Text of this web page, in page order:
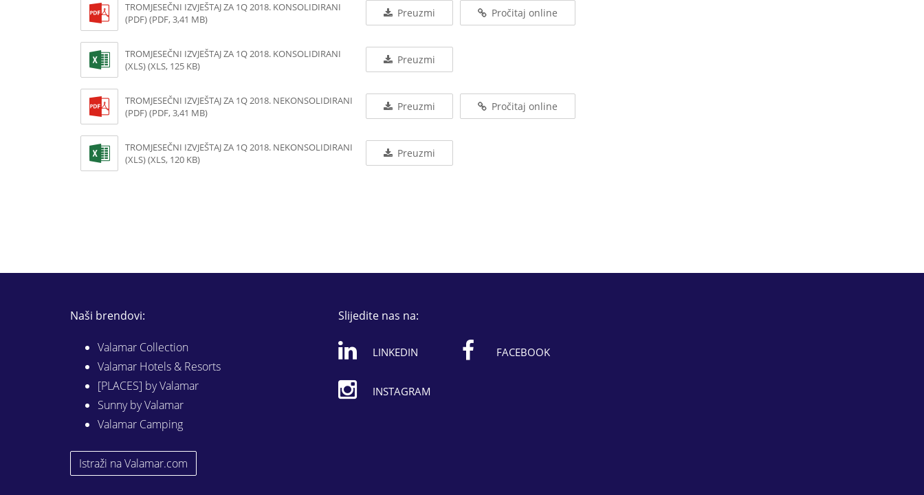
TROMJESEČNI IZVJEŠTAJ ZA 1Q 2018. KONSOLIDIRANI
(PDF) (PDF, 3,41 MB)
Preuzmi Pročitaj online
TROMJESEČNI IZVJEŠTAJ ZA 1Q 2018. KONSOLIDIRANI
(XLS) (XLS, 125 KB)
Preuzmi
TROMJESEČNI IZVJEŠTAJ ZA 1Q 2018. NEKONSOLIDIRANI
(PDF) (PDF, 3,41 MB)
Preuzmi Pročitaj online
TROMJESEČNI IZVJEŠTAJ ZA 1Q 2018. NEKONSOLIDIRANI
(XLS) (XLS, 120 KB)
Preuzmi
Naši brendovi:
Valamar Collection
Valamar Hotels & Resorts
[PLACES] by Valamar
Sunny by Valamar
Valamar Camping
Istraži na Valamar.com
Slijedite nas na:
LINKEDIN FACEBOOK
INSTAGRAM